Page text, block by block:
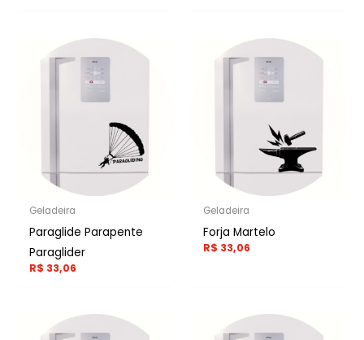
Geladeira
Paraglide Parapente
Paraglider
R$ 33,06
Geladeira
Forja Martelo
R$ 33,06